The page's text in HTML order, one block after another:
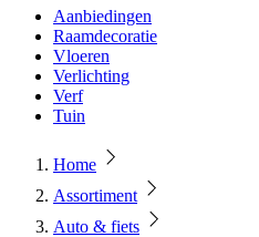
Aanbiedingen
Raamdecoratie
Vloeren
Verlichting
Verf
Tuin
Home
Assortiment
Auto & fiets